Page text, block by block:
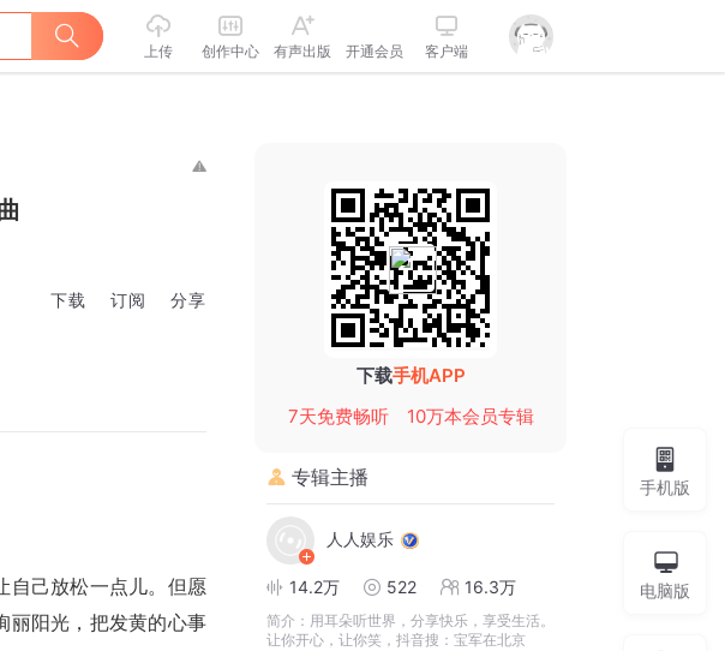
上传 创作中心 有声出版 开通会员 客户端
下载 订阅 分享
自己放松一点儿。但愿
丽阳光，把发黄的心事
下载手机APP
7天免费畅听
10万本会员专辑
专辑主播
人人娱乐
14.2万 522 16.3万
简介： 用耳朵听世界，分享快乐，享受生活。
让你开心，让你笑，抖音搜：宝军在北京
手机版
电脑版